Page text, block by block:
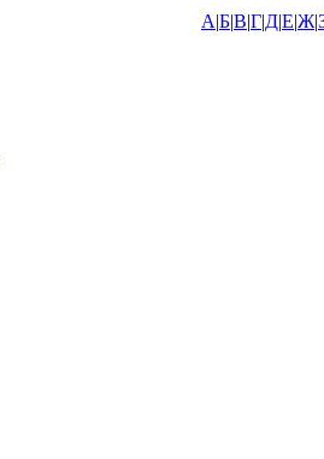
А|Б|В|Г|Д|Е|Ж|